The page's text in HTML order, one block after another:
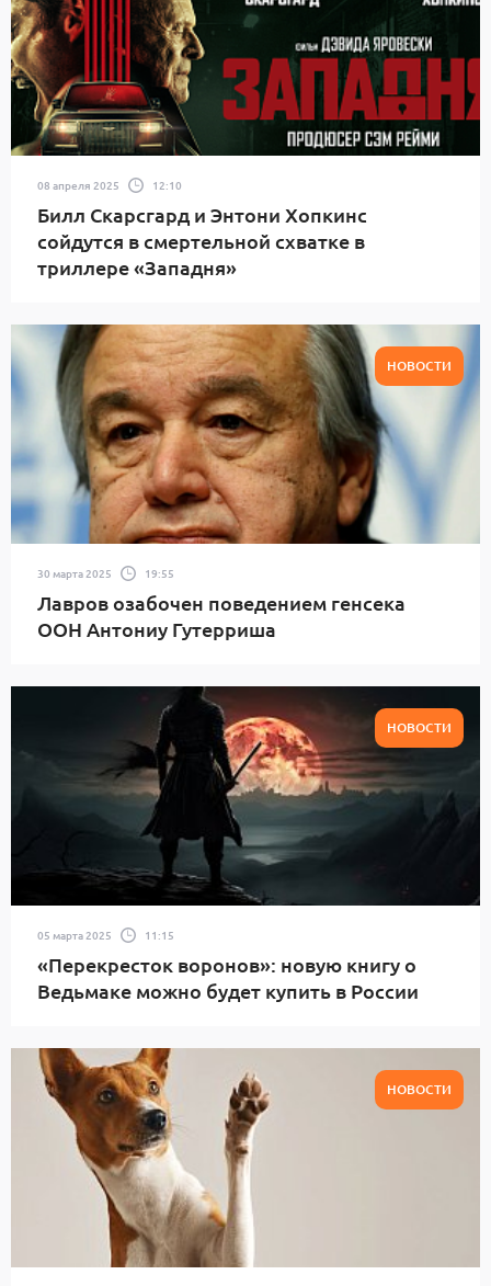
08 апреля 2025 12:10
Билл Скарсгард и Энтони Хопкинс
сойдутся в смертельной схватке в
триллере «Западня»
НОВОСТИ
30 марта 2025 19:55
Лавров озабочен поведением генсека
ООН Антониу Гутерриша
НОВОСТИ
05 марта 2025 11:15
«Перекресток воронов»: новую книгу о
Ведьмаке можно будет купить в России
НОВОСТИ